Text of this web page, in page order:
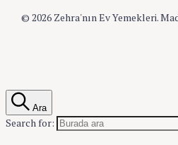
© 2026 Zehra'nın Ev Yemekleri.
Ara
Search for: